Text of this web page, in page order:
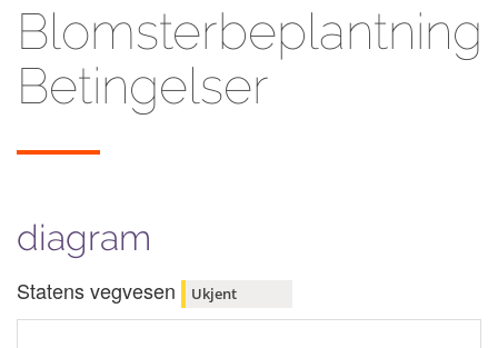
Blomsterbeplantning
Betingelser
diagram
Statens vegvesen Ukjent